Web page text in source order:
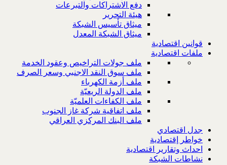
دفع الاشتراكات والتبرعات
هيئة التحرير
ميثاق تأسيس الشبكة
ميثاق الشبكة المعدل
قوانين اقتصادية
ملفات اقتصادية
ملف جولات التراخيص وعقود الخدمة
ملف سوق النقد الاجنبي وسعر الصرف
ملف أزمة الكهرباء
ملف الدولة الريعيّة
ملف الكفاءات العلميّة
ملف اتفاقية شركة غاز الجنوب
ملف البنك المركزي العراقي
جدل اقتصادي
خواطر إقتصادية
احداث وتقارير اقتصادية
نشاطات الشبكة